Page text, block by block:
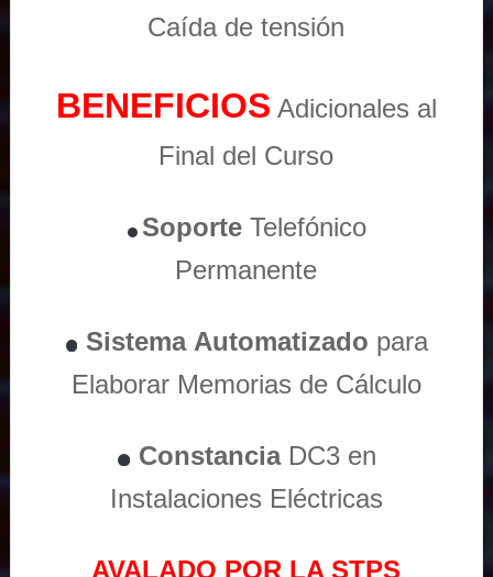
Caída de tensión
BENEFICIOS Adicionales al
Final del Curso
Soporte Telefónico
Permanente
Sistema Automatizado para
Elaborar Memorias de Cálculo
ConstanciaDC3 en
Instalaciones Eléctricas
AVALADO POR LA STPS